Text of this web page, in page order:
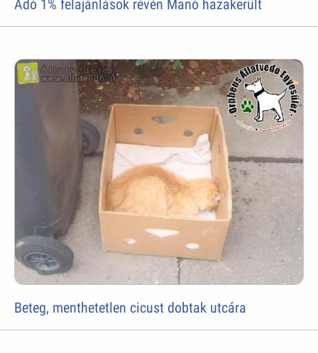
Adó 1% felajánlások révén Manó hazakerült
Beteg, menthetetlen cicust dobtak utcára